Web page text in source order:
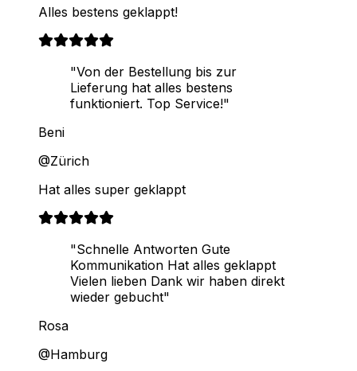
Alles bestens geklappt!
"Von der Bestellung bis zur
Lieferung hat alles bestens
funktioniert. Top Service!"
Beni
@Zürich
Hat alles super geklappt
"Schnelle Antworten Gute
Kommunikation Hat alles geklappt
Vielen lieben Dank wir haben direkt
wieder gebucht"
Rosa
@Hamburg